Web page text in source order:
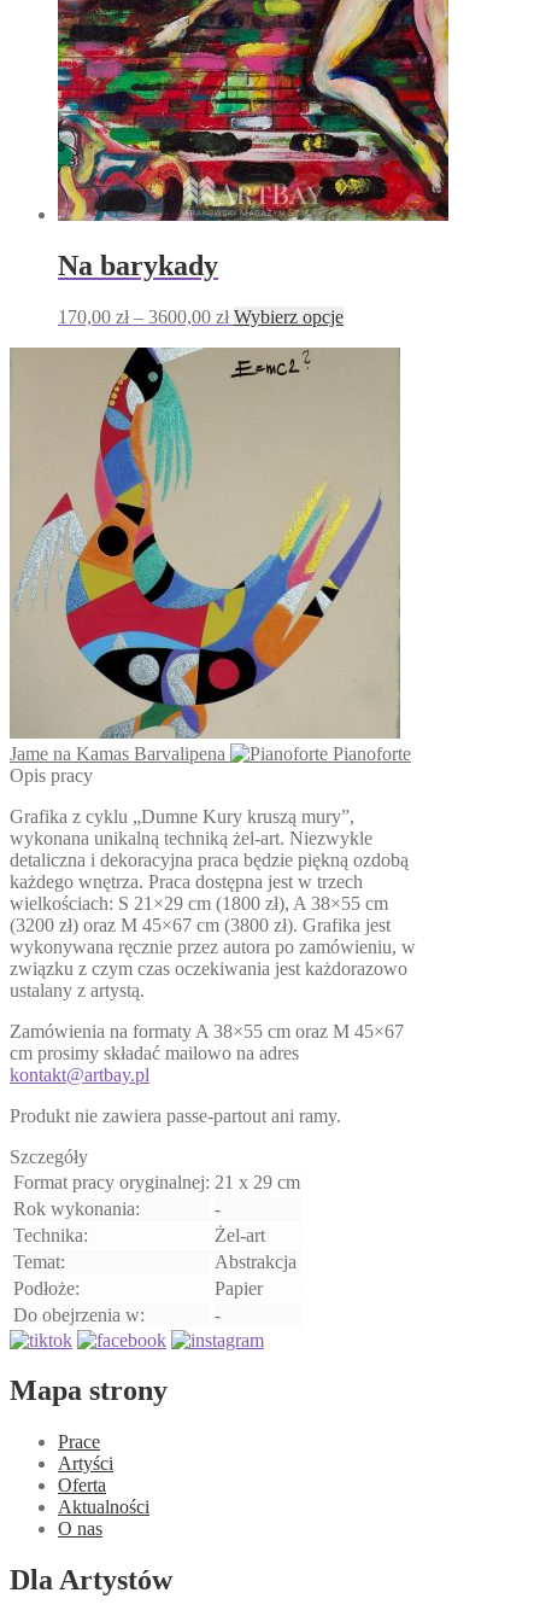
stronie
produktu
Na barykady
170,00 zł – 3600,00 złZakres
od
170,00 zł
Wybierz opcjeTen
stronie
produktu
Jame na Kamas Barvalipena
Pianoforte
Opis pracy
Grafika z cyklu „Dumne Kury kruszą mury”,
wykonana unikalną techniką żel-art. Niezwykle
detaliczna i dekoracyjna praca będzie piękną ozdobą
każdego wnętrza. Praca dostępna jest w trzech
wielkościach: S 21×29 cm (1800 zł), A 38×55 cm
(3200 zł) oraz M 45×67 cm (3800 zł). Grafika jest
wykonywana ręcznie przez autora po zamówieniu, w
związku z czym czas oczekiwania jest każdorazowo
ustalany z artystą.
Zamówienia na formaty A 38×55 cm oraz M 45×67
cm prosimy składać mailowo na adres
kontakt@artbay.pl
Produkt nie zawiera passe-partout ani ramy.
Szczegóły
Format pracy oryginalnej: 21 x 29 cm
Rok wykonania:
-
Technika:
Żel-art
Temat:
Abstrakcja
Podłoże:
Papier
Do obejrzenia w:
-
Mapa strony
Prace
Artyści
Oferta
Aktualności
O nas
Dla Artystów